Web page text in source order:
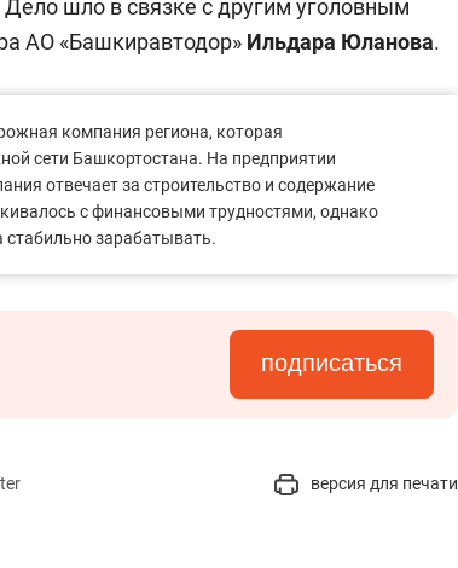
шло в связке с другим уголовным
АО «Башкиравтодор» Ильдара Юланова.
компания региона, которая
сети Башкортостана. На предприятии
отвечает за строительство и содержание
с финансовыми трудностями, однако
зарабатывать.
подписаться
версия для печати